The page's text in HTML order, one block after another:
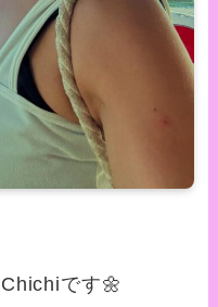
です🌼